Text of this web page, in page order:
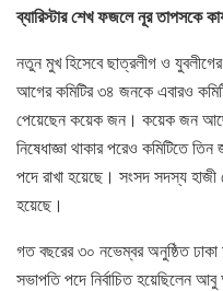
ব্যারিস্টার শেখ ফজলে নূর তাপসকে
নতুন মুখ হিসেবে ছাত্রলীগ ও
আগের কমিটির ৩৪ জনকে এবারও
পেয়েছেন কয়েক জন। কয়েক জন
নিষেধাজ্ঞা থাকার পরেও কমিটিতে
পদে রাখা হয়েছে। সংসদ সদস্য হাজী
হয়েছে।
গত বছরের ৩০ নভেম্বর অনুষ্ঠিত ঢাকা
সভাপতি পদে নির্বাচিত হয়েছিলেন